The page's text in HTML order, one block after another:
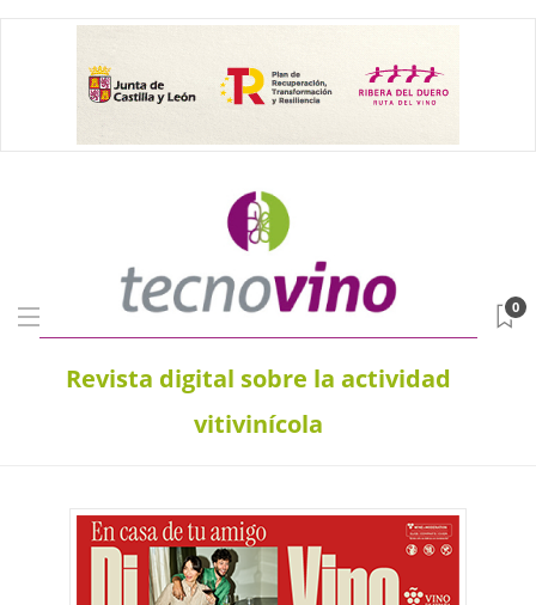
Revista digital sobre la actividad
vitivinícola
0